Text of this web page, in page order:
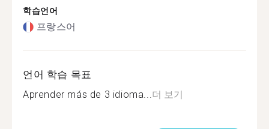
학습언어
프랑스어
언어 학습 목표
Aprender más de 3 idioma...더 보기